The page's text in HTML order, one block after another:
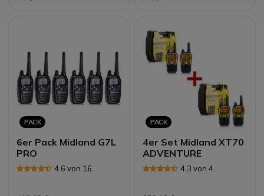
PACK
6er Pack Midland G7L
PRO
4.6 von 16
PACK
4er Set Midland XT70
ADVENTURE
4.3 von 4